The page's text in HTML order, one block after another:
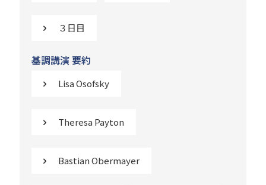
３日目
基調講演 要約
Lisa Osofsky
Theresa Payton
Bastian Obermayer